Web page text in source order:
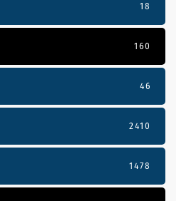
18
160
46
2410
1478